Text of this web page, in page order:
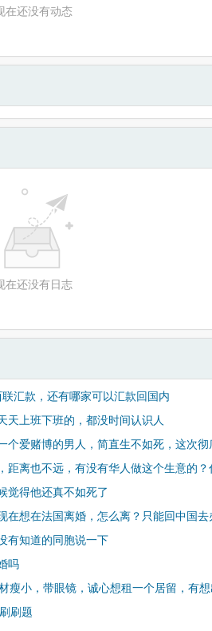
在还没有动态
在还没有日志
汇款，还有哪家可以汇款回国内
天上班下班的，都没时间认识人
个爱赌博的男人，简直生不如死，这次彻
距离也不远，有没有华人做这个生意的？
觉得他还真不如死了
在想在法国离婚，怎么离？只能回中国去
有知道的同胞说一下
吗
瘦小，带眼镜，诚心想租一个居留，有
刷题